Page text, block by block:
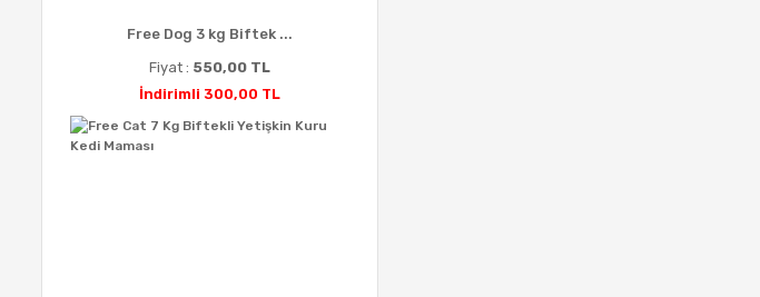
Free Dog 3 kg Biftek ...
Fiyat : 550,00 TL
İndirimli 300,00 TL